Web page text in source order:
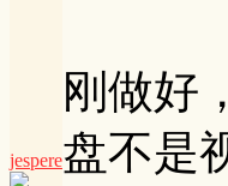
jespere
刚做好
盘不是